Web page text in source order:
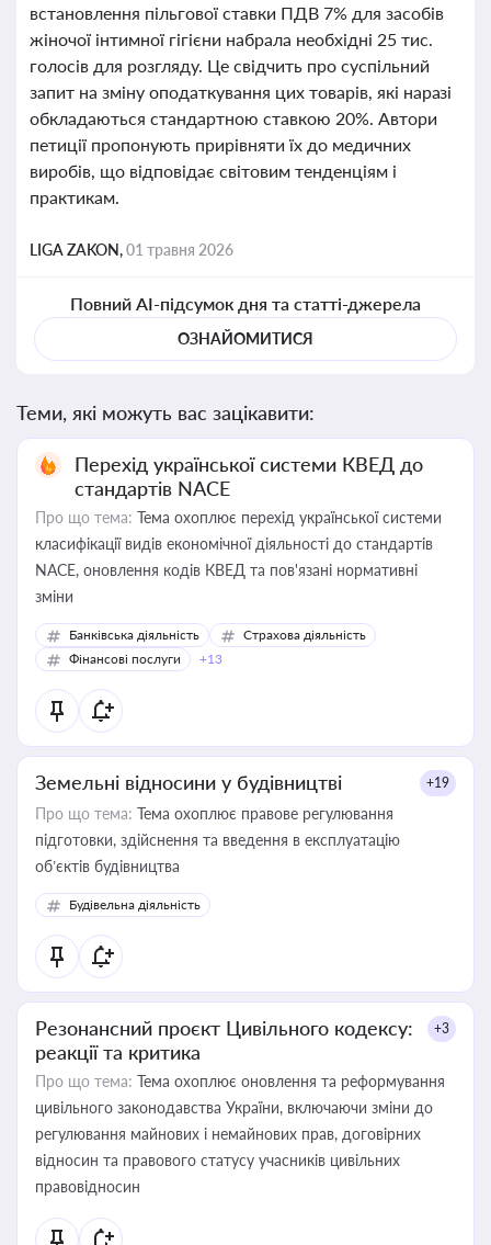
встановлення пільгової ставки ПДВ 7% для засобів
жіночої інтимної гігієни набрала необхідні 25 тис.
голосів для розгляду. Це свідчить про суспільний
запит на зміну оподаткування цих товарів, які наразі
обкладаються стандартною ставкою 20%. Автори
петиції пропонують прирівняти їх до медичних
виробів, що відповідає світовим тенденціям і
практикам.
LIGA ZAKON,01 травня 2026
Повний AI-підсумок дня та статті-джерела
ОЗНАЙОМИТИСЯ
Теми, які можуть вас зацікавити:
Перехід української системи КВЕД до
стандартів NACE
Про що тема: Тема охоплює перехід української системи
класифікації видів економічної діяльності до стандартів
NACE, оновлення кодів КВЕД та пов'язані нормативні
зміни
Банківська діяльність
Страхова діяльність
Фінансові послуги
+13
Земельні відносини у будівництві +19
Про що тема: Тема охоплює правове регулювання
підготовки, здійснення та введення в експлуатацію
об’єктів будівництва
Будівельна діяльність
Резонансний проєкт Цивільного кодексу:
реакції та критика
+3
Про що тема: Тема охоплює оновлення та реформування
цивільного законодавства України, включаючи зміни до
регулювання майнових і немайнових прав, договірних
відносин та правового статусу учасників цивільних
правовідносин